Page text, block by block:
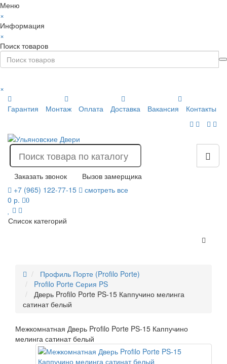
Меню
×
Информация
×
Поиск товаров
×
Гарантия
Монтаж Оплата Доставка Вакансия Контакты
Заказать звонок
Вызов замерщика
+7 (965) 122-77-15
смотреть все
0 р.
0
Список категорий
Профиль Порте (Profilo Porte)
Profilo Porte Серия PS
Дверь Profilo Porte PS-15 Каппучино мелинга
сатинат белый
Межкомнатная Дверь Profilo Porte PS-15 Каппучино
мелинга сатинат белый